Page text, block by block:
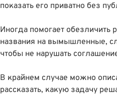
показать его приватно без
Иногда помогает обезличить
названия на вымышленные,
чтобы не нарушать
В крайнем случае можно
рассказать, какую задачу